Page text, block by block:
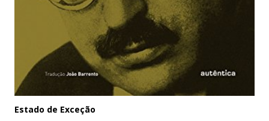
Estado de Exceção